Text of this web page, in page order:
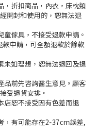
，折扣商品，內衣，床枕類
開封和使用的，恕無法退
傢具，不接受退款申請。
申請，可全額退款於餘款
未如理想，恕無法退回及退
品前先咨詢醫生意見。顧客
受退貨安排。
店恕不接受因有色差而退
，有可能存在2-37cm誤差,